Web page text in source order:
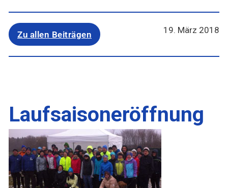
Zu allen Beiträgen 19. März 2018
Laufsaisoneröffnung